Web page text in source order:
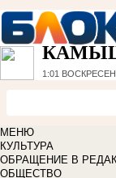
1:01
МЕНЮ
КУЛЬТУРА
ОБРАЩЕНИЕ В
ОБЩЕСТВО